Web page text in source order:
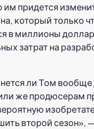
им придется
который только
в миллионы
затрат на
ли Том
же продюсерам
второй сезон»,